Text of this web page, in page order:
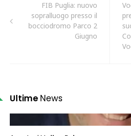
FIB Puglia: nuovo
sopralluogo presso il
bocciodromo Parco 2
Giugno
Ultime News